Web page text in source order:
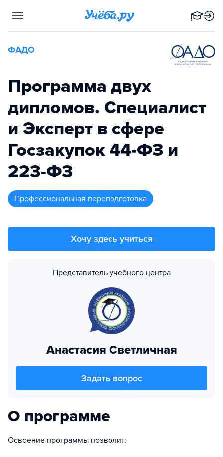
ФАДО
Программа двух
дипломов. Специалист
и Эксперт в сфере
Госзакупок 44-ФЗ и
223-ФЗ
профессиональная переподготовка
Хочу здесь учиться
Представитель учебного центра
Анастасия Светличная
Задать вопрос
О программе
Освоение программы позволит: